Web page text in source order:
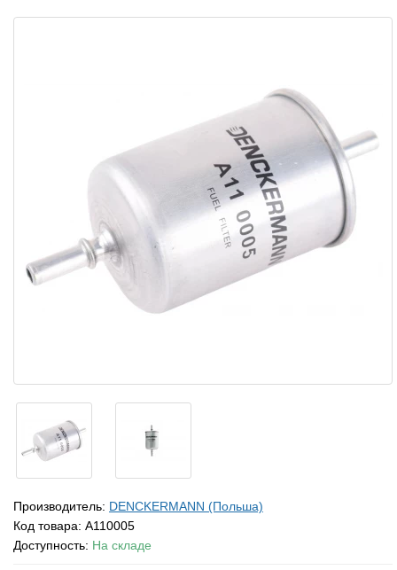
Производитель: DENCKERMANN (Польша)
Код товара: A110005
Доступность: На складе